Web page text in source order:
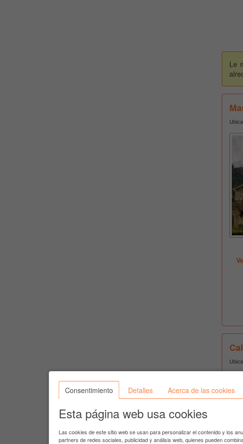
Le
Consentimiento Detalles Acerca de las cookies
Esta página web usa cookies
Las cookies de este sitio web se usan para personalizar el contenido y los
partners de redes sociales, publicidad y análisis web, quienes pueden